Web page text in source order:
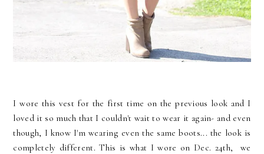
I wore this vest for the first time on the previous look and I
loved it so much that I couldn't wait to wear it again- and even
though, I know I'm wearing even the same boots... the look is
completely different. This is what I wore on Dec. 24th, we